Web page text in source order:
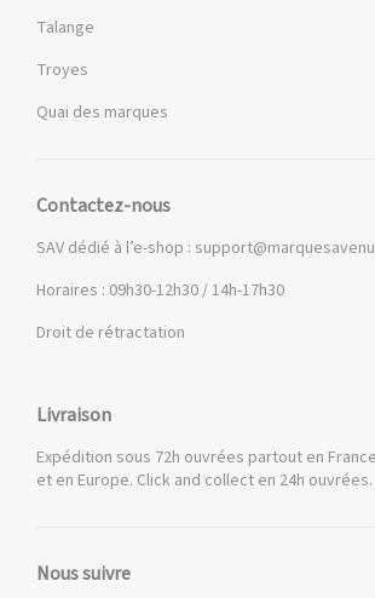
Talange
Troyes
Quai des marques
Contactez-nous
SAV dédié à l’e-shop :
Horaires : 09h30-12h30 / 14h-17h30
Droit de rétractation
Livraison
Expédition sous 72h ouvrées partout en
et en Europe. Click and collect en 24h ouvrées.
Nous suivre